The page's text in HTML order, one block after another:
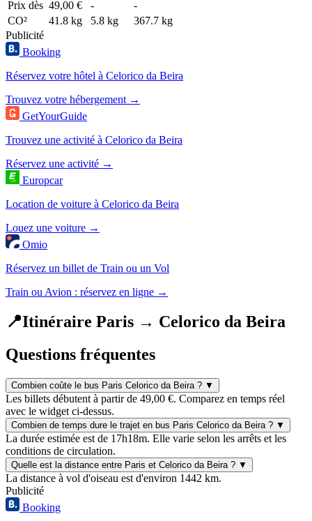
Prix dès 49,00 € -
-
CO²
41.8 kg 5.8 kg
367.7 kg
Publicité
Booking
Réservez votre hôtel à Celorico da Beira
Trouvez votre hébergement →
GetYourGuide
Trouvez une activité à Celorico da Beira
Réservez une activité →
Europcar
Location de voiture à Celorico da Beira
Louez une voiture →
Omio
Réservez un billet de Train ou un Vol
Train ou Avion : réservez en ligne →
📍Itinéraire Paris → Celorico da Beira
Questions fréquentes
Combien coûte le bus Paris Celorico da Beira ? ▼
Les billets débutent à partir de 49,00 €. Comparez en temps réel
avec le widget ci-dessus.
Combien de temps dure le trajet en bus Paris Celorico da Beira ? ▼
La durée estimée est de 17h18m. Elle varie selon les arrêts et les
conditions de circulation.
Quelle est la distance entre Paris et Celorico da Beira ? ▼
La distance à vol d'oiseau est d'environ 1442 km.
Publicité
Booking